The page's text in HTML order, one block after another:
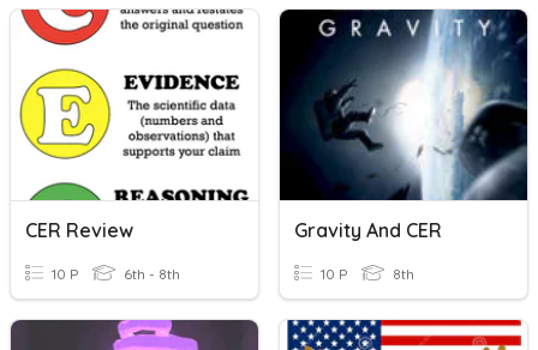
CER Review
10 P 6th - 8th
Gravity And CER
10 P 8th